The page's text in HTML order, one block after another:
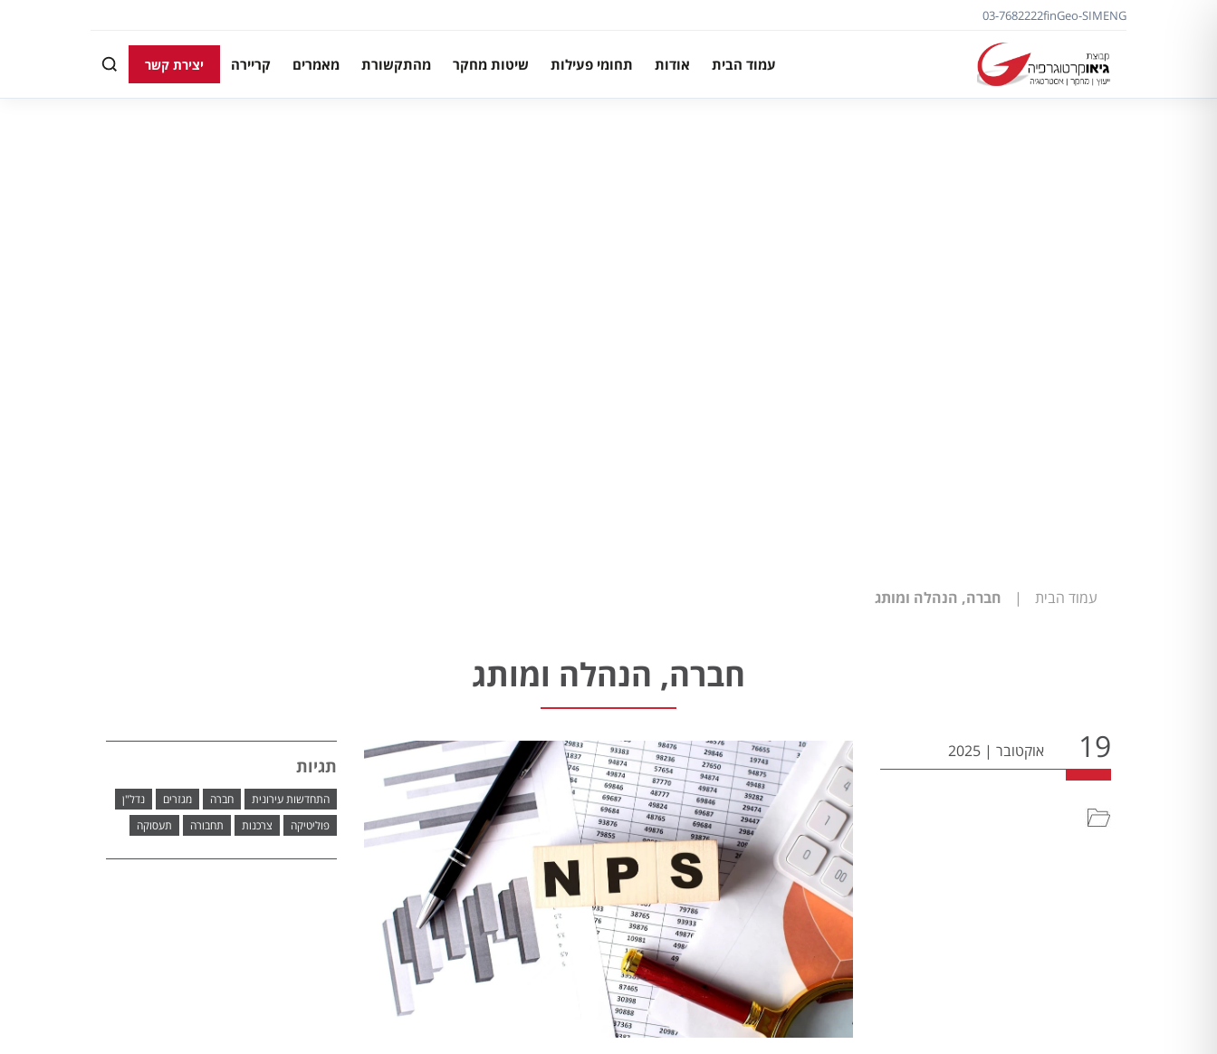
ENG
Geo-SIM
in
f
03-7682222
עמוד הבית אודות תחומי פעילות שיטות מחקר מהתקשורת מאמרים קריירה יצירת קשר
עמוד הבית | חברה, הנהלה ומותג
חברה, הנהלה ומותג
19 אוקטובר |
2025
תגיות
התחדשות עירונית חברה מגזרים
נדל"ן
פוליטיקה
צרכנות תחבורה תעסוקה